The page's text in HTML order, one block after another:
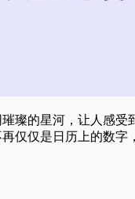
璨的星河，让人感受
仅仅是日历上的数字